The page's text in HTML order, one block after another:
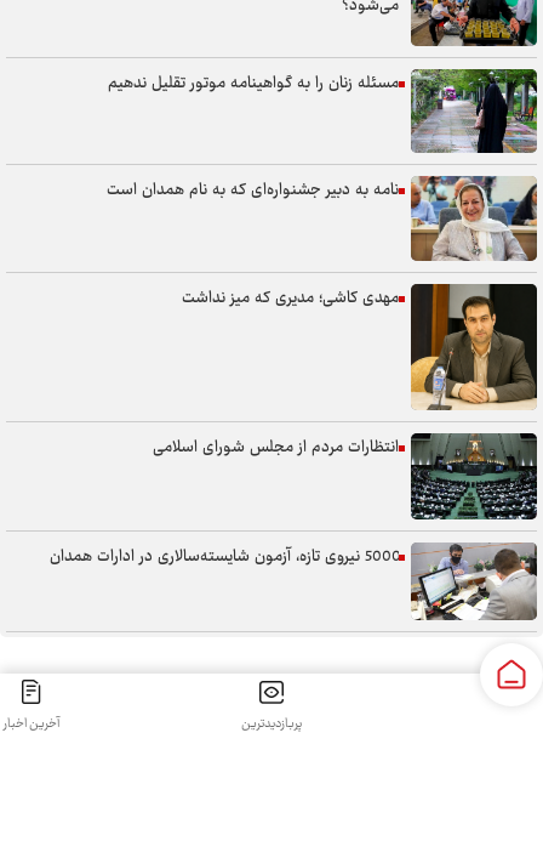
می‌شود؟
مسئله زنان را به گواهینامه موتور تقلیل ندهیم
نامه به دبیر جشنواره‌ای که به نام همدان است
مهدی کاشی؛ مدیری که میز نداشت
انتظارات مردم از مجلس شورای اسلامی
5000 نیروی تازه، آزمون شایسته‌سالاری در ادارات همدان
پربازدیدترین آخرین اخبار